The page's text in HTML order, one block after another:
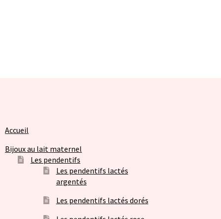
Accueil
Bijoux au lait maternel
Les pendentifs
Les pendentifs lactés
argentés
Les pendentifs lactés dorés